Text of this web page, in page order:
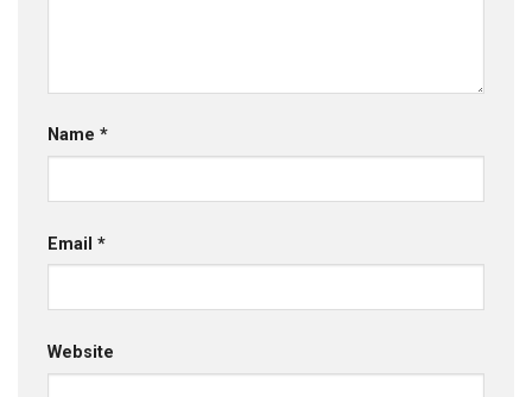
Name *
Email *
Website